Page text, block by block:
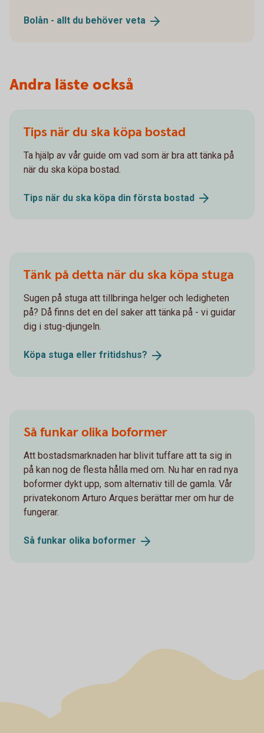
Bolån - allt du behöver veta
Andra läste också
Tips när du ska köpa bostad
Ta hjälp av vår guide om vad som är bra att tänka på
när du ska köpa bostad.
Tips när du ska köpa din första bostad
Tänk på detta när du ska köpa stuga
Sugen på stuga att tillbringa helger och ledigheten
på? Då finns det en del saker att tänka på - vi guidar
dig i stug-djungeln.
Köpa stuga eller fritidshus?
Så funkar olika boformer
Att bostadsmarknaden har blivit tuffare att ta sig in
på kan nog de flesta hålla med om. Nu har en rad nya
boformer dykt upp, som alternativ till de gamla. Vår
privatekonom Arturo Arques berättar mer om hur de
fungerar.
Så funkar olika boformer